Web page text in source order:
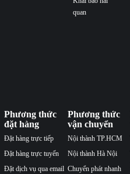
quan
Phương thức
đặt hàng
Đặt hàng trực tiếp
Đặt hàng trực tuyến
Đặt dịch vụ qua email
Phương thức
vận chuyển
Nội thành TP.HCM
Nội thành Hà Nội
Chuyển phát nhanh